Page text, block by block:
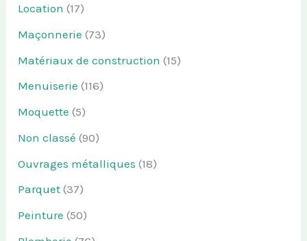
Location (17)
Maçonnerie (73)
Matériaux de construction (15)
Menuiserie (116)
Moquette (5)
Non classé (90)
Ouvrages métalliques (18)
Parquet (37)
Peinture (50)